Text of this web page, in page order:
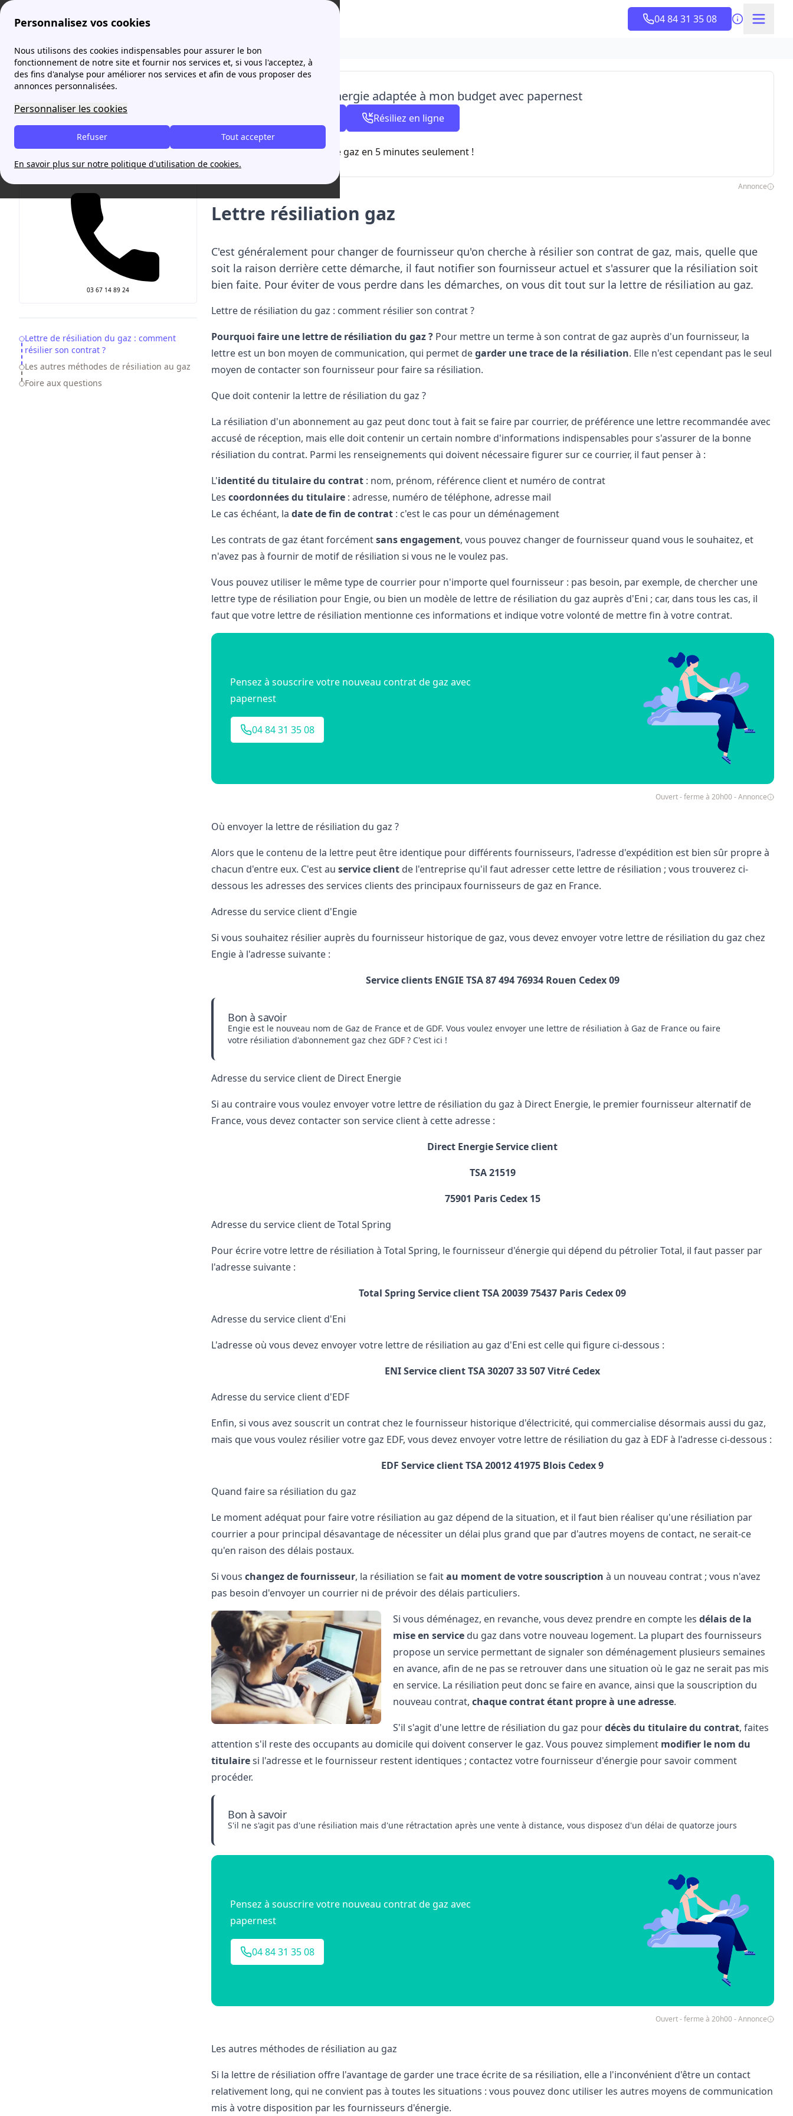
Personnalisez vos cookies
Nous utilisons des cookies indispensables pour assurer le bon
fonctionnement de notre site et fournir nos services et, si vous l'acceptez, à
des fins d'analyse pour améliorer nos services et afin de vous proposer des
annonces personnalisées.
Personnaliser les cookies
Tout accepter
Refuser
En savoir plus sur notre politique d'utilisation de cookies.
04 84 31 35 08
Agence France Électricité MoreGaz Lettre résiliation gaz
03 67 14 89 24
Table of Contents
Lettre de résiliation du gaz : comment
résilier son contrat ?
Les autres méthodes de résiliation au gaz
Foire aux questions
Je trouve l'offre d'énergie adaptée à mon budget avec papernest
Résiliez en ligne
Ouvert - ferme à 20h00
Résiliez votre contrat de gaz en 5 minutes seulement !
Annonce
Lettre résiliation gaz
C'est généralement pour changer de fournisseur qu'on cherche à résilier son contrat de gaz, mais, quelle que
soit la raison derrière cette démarche, il faut notifier son fournisseur actuel et s'assurer que la résiliation soit
bien faite. Pour éviter de vous perdre dans les démarches, on vous dit tout sur la lettre de résiliation au gaz.
Lettre de résiliation du gaz : comment résilier son contrat ?
Pourquoi faire une lettre de résiliation du gaz ?Pour mettre un terme à son contrat de gaz auprès d'un fournisseur, la
lettre est un bon moyen de communication, qui permet degarder une trace de la résiliation. Elle n'est cependant pas le seul
moyen de contacter son fournisseur pour faire sa résiliation.
Que doit contenir la lettre de résiliation du gaz ?
La résiliation d'un abonnementau gaz peut donc tout à fait se faire par courrier, de préférence une lettre recommandée avec
accusé de réception, mais elle doit contenir un certain nombre d'informations indispensables pour s'assurer de la bonne
résiliation du contrat. Parmi les renseignements qui doivent nécessaire figurer sur ce courrier, il faut penser à :
L'identité du titulaire du contrat: nom, prénom, référence client et numéro de contrat
Les coordonnées du titulaire: adresse, numéro de téléphone, adresse mail
Le cas échéant, la date de fin de contrat : c'est le cas pour un déménagement
Les contrats de gaz étant forcémentsans engagement, vous pouvez changer de fournisseur quand vous le souhaitez, et
n'avez pas à fournir de motif de résiliation si vous ne le voulez pas.
Vous pouvez utiliser le même type de courrier pour n'importe quel fournisseur : pas besoin, par exemple, de chercher une
lettre type de résiliation pour Engie, ou bien un modèle de lettre de résiliation du gaz auprès d'Eni ; car, dans tous les cas, il
faut que votre lettre de résiliation mentionne ces informations et indique votre volonté de mettre fin à votre contrat.
Pensez à souscrire votre nouveau contrat de gaz avec
papernest
04 84 31 35 08
Ouvert - ferme à 20h00 - Annonce
Où envoyer la lettre de résiliation du gaz ?
Alors que le contenu de la lettre peut être identique pour différents fournisseurs, l'adresse d'expédition est bien sûr propre à
chacun d'entre eux. C'est au service clientde l'entreprise qu'il faut adresser cette lettre de résiliation ; vous trouverez ci-
dessous les adresses des services clients des principaux fournisseurs de gaz en France.
Adresse du service client d'Engie
Si vous souhaitez résilier auprès du fournisseur historique de gaz, vous devez envoyer votre lettre de résiliation du gaz chez
Engie à l'adresse suivante :
Service clients ENGIE TSA 87 49476934 Rouen Cedex 09
Bon à savoir
Engie est le nouveau nom de Gaz de France et de GDF. Vous voulez envoyer une lettre de résiliation à Gaz de France ou faire
votre résiliation d'abonnement gaz chez GDF ? C'est ici !
Adresse du service client de Direct Energie
Si au contraire vous voulez envoyer votre lettre de résiliation du gaz à Direct Energie, le premier fournisseur alternatif de
France, vous devez contacter son service client à cette adresse :
Direct Energie Service client
TSA 21519
75901 Paris Cedex 15
Adresse du service client de Total Spring
Pour écrire votre lettre de résiliation à Total Spring, le fournisseur d'énergie qui dépend du pétrolier Total, il faut passer par
l'adresse suivante :
Total Spring Service client TSA 20039 75437 Paris Cedex 09
Adresse du service client d'Eni
L'adresse où vous devez envoyer votre lettre de résiliation au gaz d'Eni est celle qui figure ci-dessous :
ENI Service client TSA 30207 33 507 Vitré Cedex
Adresse du service client d'EDF
Enfin, si vous avez souscrit un contrat chez le fournisseur historique d'électricité, qui commercialise désormais aussi du gaz,
mais que vous voulez résilier votre gaz EDF, vous devez envoyer votre lettre de résiliation du gaz à EDF à l'adresse ci-dessous :
EDF Service client TSA 20012 41975 Blois Cedex 9
Quand faire sa résiliation du gaz
Le moment adéquat pour faire votre résiliation au gaz dépend de la situation, et il faut bien réaliser qu'une résiliation par
courrier a pour principal désavantage de nécessiter un délai plus grand que par d'autres moyens de contact, ne serait-ce
qu'en raison des délais postaux.
Si vous changez de fournisseur, la résiliation se faitau moment de votre souscription à un nouveau contrat ; vous n'avez
pas besoin d'envoyer un courrier ni de prévoir des délais particuliers.
Si vous déménagez, en revanche, vous devez prendre en compte les délais de la
mise en servicedu gaz dans votre nouveau logement. La plupart des fournisseurs
propose un service permettant de signaler son déménagement plusieurs semaines
en avance, afin de ne pas se retrouver dans une situation où le gaz ne serait pas mis
en service. La résiliation peut donc se faire en avance, ainsi que la souscription du
nouveau contrat, chaque contrat étant propre à une adresse.
S'il s'agit d'une lettre de résiliation du gaz pourdécès du titulaire du contrat, faites
attention s'il reste des occupants au domicile qui doivent conserver le gaz. Vous pouvez simplement modifier le nom du
titulairesi l'adresse et le fournisseur restent identiques ; contactez votre fournisseur d'énergie pour savoir comment
procéder.
Bon à savoir
S'il ne s'agit pas d'une résiliation mais d'une rétractation après une vente à distance, vous disposez d'un délai de quatorze jours
Pensez à souscrire votre nouveau contrat de gaz avec
papernest
04 84 31 35 08
Ouvert - ferme à 20h00 - Annonce
Les autres méthodes de résiliation au gaz
Si la lettre de résiliation offre l'avantage de garder une trace écrite de sa résiliation, elle a l'inconvénient d'être un contact
relativement long, qui ne convient pas à toutes les situations : vous pouvez donc utiliser les autres moyens de communication
mis à votre disposition par les fournisseurs d'énergie.